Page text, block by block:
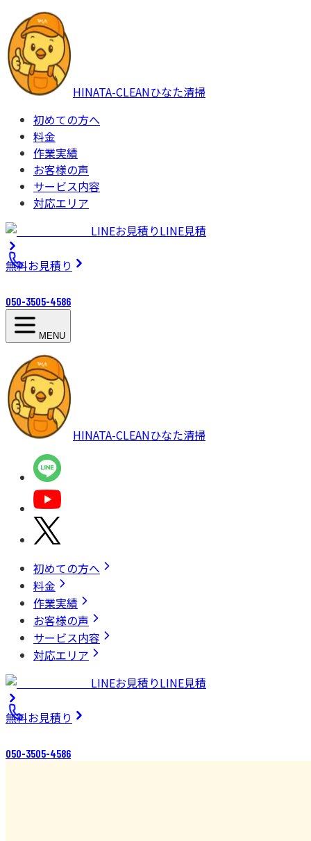
HINATA-CLEANひなた清掃
初めての方へ
料金
作業実績
お客様の声
サービス内容
対応エリア
LINEお見積りLINE見積
無料お見積り
050-3505-4586
MENU
HINATA-CLEANひなた清掃
初めての方へ
料金
作業実績
お客様の声
サービス内容
対応エリア
LINEお見積りLINE見積
無料お見積り
050-3505-4586